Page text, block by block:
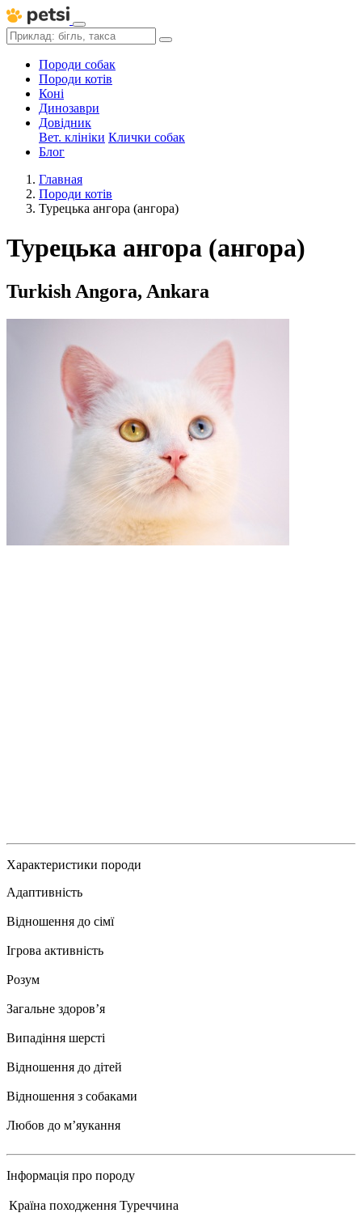
Породи собак
Породи котів
Коні
Динозаври
Довідник
Вет. клініки Клички собак
Блог
Главная
Породи котів
Турецька ангора (ангора)
Турецька ангора (ангора)
Turkish Angora, Ankara
Характеристики породи
Адаптивність
Відношення до сімї
Ігрова активність
Розум
Загальне здоровʼя
Випадіння шерсті
Відношення до дітей
Відношення з собаками
Любов до мʼяукання
Інформація про породу
Країна походження Туреччина